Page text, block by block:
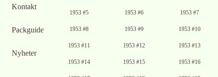
Kontakt
Packguide
Nyheter
1953 #5
Ingen bild
1953 #6 1953 #7
1953 #8 1953 #9 1953 #10
1953 #11 1953 #12
Ingen bild
1953 #13
1953 #14
Ingen bild
1953 #15 1953 #16